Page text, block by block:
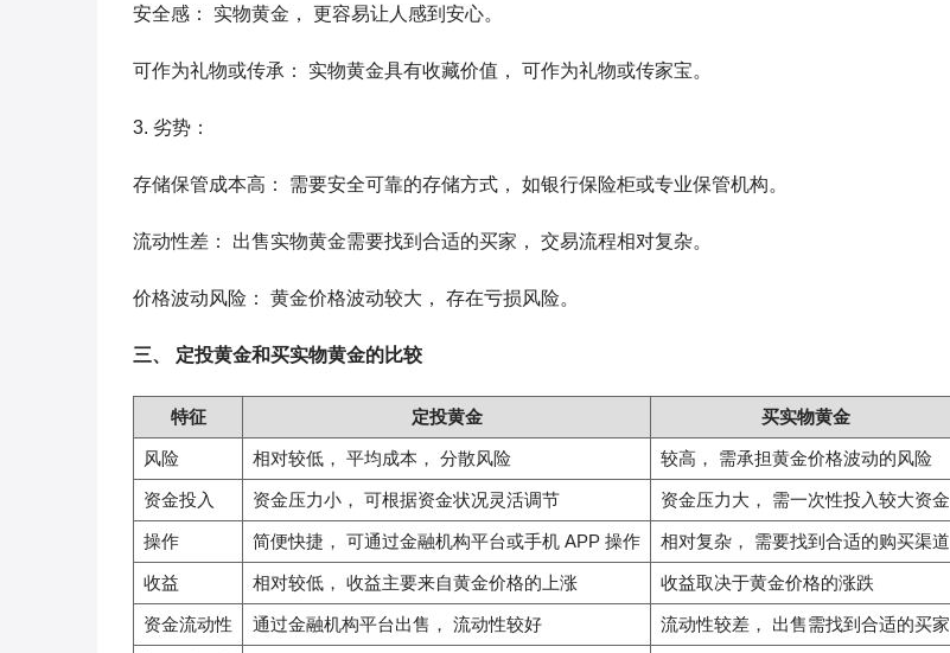
安全感： 实物黄金， 更容易让人感到安心。
可作为礼物或传承： 实物黄金具有收藏价值， 可作为礼物或传家宝。
3. 劣势：
存储保管成本高： 需要安全可靠的存储方式， 如银行保险柜或专业保管机构。
流动性差： 出售实物黄金需要找到合适的买家， 交易流程相对复杂。
价格波动风险： 黄金价格波动较大， 存在亏损风险。
三、 定投黄金和买实物黄金的比较
特征 定投黄金 买实物黄金
风险 相对较低， 平均成本， 分散风险 较高， 需承担黄金价格波动的风险
资金投入 资金压力小， 可根据资金状况灵活调节 资金压力大， 需一次性投入较大资金
操作 简便快捷， 可通过金融机构平台或手机 APP 操作 相对复杂， 需要找到合适的购买渠道
收益 相对较低， 收益主要来自黄金价格的上涨 收益取决于黄金价格的涨跌
资金流动性 通过金融机构平台出售， 流动性较好 流动性较差， 出售需找到合适的买家